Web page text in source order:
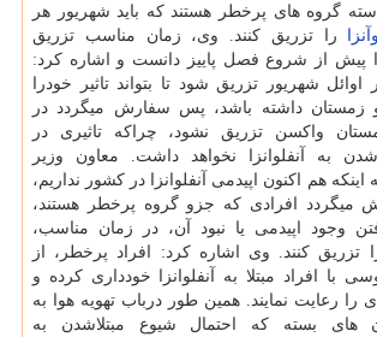
گروه های پرخطر هستند كه باید شهریور هر
را تزریق كنند. وی، زمان مناسب تزریق
پیش از شروع فصل پاییز دانست و اشاره كرد:
اوائل شهریور تزریق شود تا بتواند تاثیر خودرا
زمستان داشته باشد، پس سفارش میگردد در
واكسن تزریق نشود، چراكه تاثیری در
به آنفلوانزا نخواهد داشت. معاون وزیر
اینكه هم اكنون اپیدمی آنفلوانزا در كشور نداریم،
میگردد افرادی كه جزو گروه پرخطر هستند،
وجود اپیدمی یا نبود آن، در زمان مناسب،
تزریق كنند. وی اشاره كرد: افراد پرخطر، از
با افراد مبتلا به آنفلوانزا خودداری كرده و
را رعایت نمایند. همین طور درباب تهویه هوا به
بسته كه احتمال شیوع مبتلاشدن به